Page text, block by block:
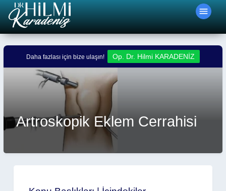
menu
Daha fazlası için bize ulaşın! Op. Dr. Hilmi KARADENİZ
Durum:Aktif
Artroskopik Eklem Cerrahisi